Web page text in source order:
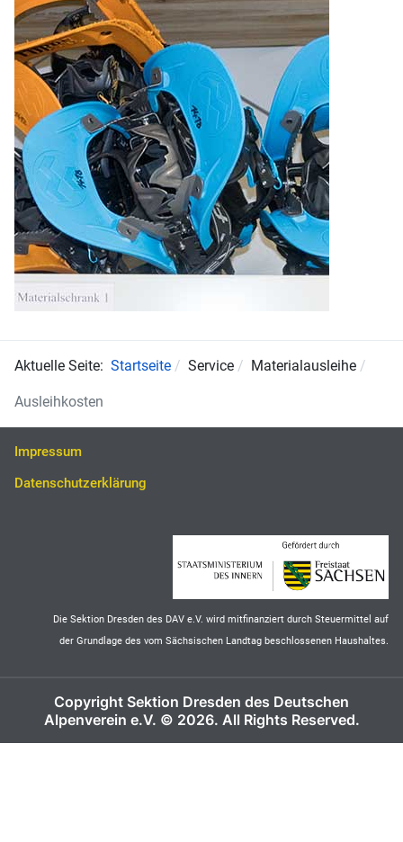
Aktuelle Seite: Startseite Service Materialausleihe
Ausleihkosten
Impressum
Datenschutzerklärung
Die Sektion Dresden des DAV e.V. wird mitfinanziert durch Steuermittel auf
der Grundlage des vom Sächsischen Landtag beschlossenen Haushaltes.
Copyright Sektion Dresden des Deutschen
Alpenverein e.V. © 2026. All Rights Reserved.